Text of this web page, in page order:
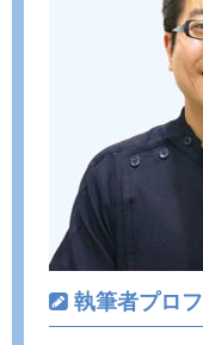
執筆者プロ